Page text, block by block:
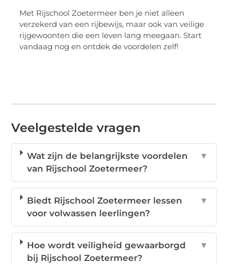
Met Rijschool Zoetermeer ben je niet alleen
verzekerd van een rijbewijs, maar ook van veilige
rijgewoonten die een leven lang meegaan. Start
vandaag nog en ontdek de voordelen zelf!
Veelgestelde vragen
Wat zijn de belangrijkste voordelen
van Rijschool Zoetermeer?
▼
Biedt Rijschool Zoetermeer lessen
voor volwassen leerlingen?
▼
Hoe wordt veiligheid gewaarborgd
bij Rijschool Zoetermeer?
▼